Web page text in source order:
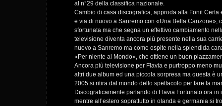
al n°29 della classifica nazionale.
Cambio di casa discografica, approda alla Fonit Certa
e via di nuovo a Sanremo con «Una Bella Canzone»,
sfortunata ma che segna un effettivo cambiamento
televisione diventa ancora più presente nella sua
nuovo a Sanremo ma come ospite nella splendida
«Per niente al Mondo», che ottiene un buon
Ancora più televisione per Flavia e purtroppo meno
altri due album ed una piccola sorpresa ma questa è
2005 si ritira dal mondo dello spettacolo per fare la
Discograficamente parlando di Flavia Fortunato ora in
mentre all’estero soprattutto in olanda e germania si